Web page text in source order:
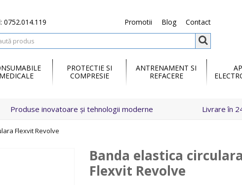
0752.014.119 Contact
Blog
Promotii
MEDICALE
PROTECTIE SI
COMPRESIE
ANTRENAMENT SI
REFACERE
Produse inovatoare și tehnologii moderne Livrare în
Flexvit Revolve
Banda elastica
Flexvit Revolve